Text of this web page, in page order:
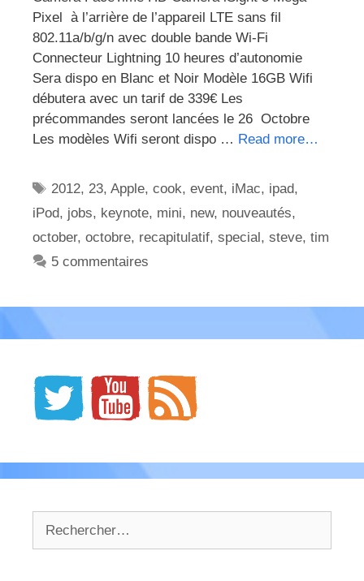
Pixel à l’arrière de l’appareil LTE sans fil
802.11a/b/g/n avec double bande Wi-Fi
Connecteur Lightning 10 heures d’autonomie
Sera dispo en Blanc et Noir Modèle 16GB Wifi
débutera avec un tarif de 339€ Les
précommandes seront lancées le 26 Octobre
Les modèles Wifi seront dispo … Read more…
Étiquettes
2012, 23,Apple,cook,event, iMac, ipad,
iPod, jobs, keynote, mini, new, nouveautés,
october, octobre, recapitulatif, special, steve, tim
5 commentaires